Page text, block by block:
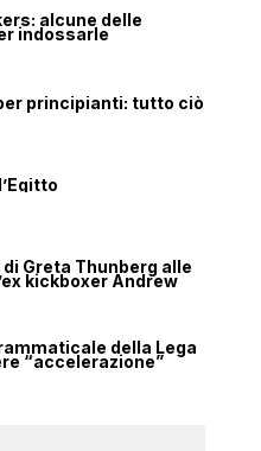
alcune delle
indossarle
principianti: tutto ciò
Greta Thunberg alle
kickboxer Andrew
della Lega
“accelerazione”